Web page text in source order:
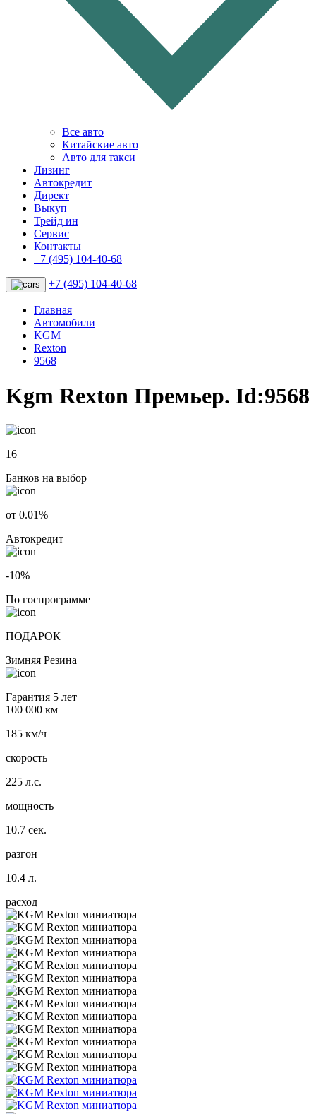
Все авто
Китайские авто
Авто для такси
Лизинг
Автокредит
Директ
Выкуп
Трейд ин
Сервис
Контакты
+7 (495) 104-40-68
+7 (495) 104-40-68
Главная
Автомобили
KGM
Rexton
9568
Kgm Rexton Премьер. Id:9568
16
Банков на выбор
от 0.01%
Автокредит
-10%
По госпрограмме
ПОДАРОК
Зимняя Резина
Гарантия 5 лет
100 000 км
185 км/ч
скорость
225 л.с.
мощность
10.7 сек.
разгон
10.4 л.
расход